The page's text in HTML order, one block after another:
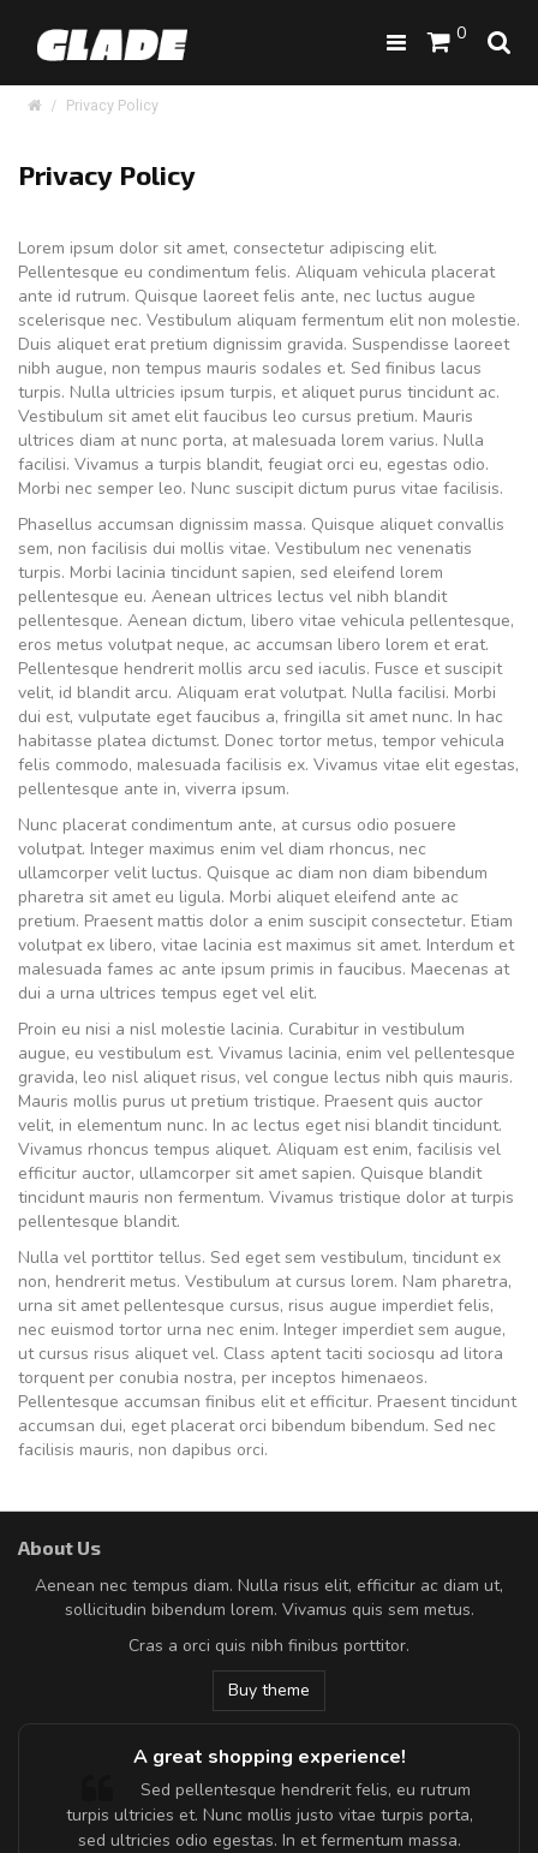
0
Privacy Policy
Privacy Policy
Lorem ipsum dolor sit amet, consectetur adipiscing elit.
Pellentesque eu condimentum felis. Aliquam vehicula placerat
ante id rutrum. Quisque laoreet felis ante, nec luctus augue
scelerisque nec. Vestibulum aliquam fermentum elit non molestie.
Duis aliquet erat pretium dignissim gravida. Suspendisse laoreet
nibh augue, non tempus mauris sodales et. Sed finibus lacus
turpis. Nulla ultricies ipsum turpis, et aliquet purus tincidunt ac.
Vestibulum sit amet elit faucibus leo cursus pretium. Mauris
ultrices diam at nunc porta, at malesuada lorem varius. Nulla
facilisi. Vivamus a turpis blandit, feugiat orci eu, egestas odio.
Morbi nec semper leo. Nunc suscipit dictum purus vitae facilisis.
Phasellus accumsan dignissim massa. Quisque aliquet convallis
sem, non facilisis dui mollis vitae. Vestibulum nec venenatis
turpis. Morbi lacinia tincidunt sapien, sed eleifend lorem
pellentesque eu. Aenean ultrices lectus vel nibh blandit
pellentesque. Aenean dictum, libero vitae vehicula pellentesque,
eros metus volutpat neque, ac accumsan libero lorem et erat.
Pellentesque hendrerit mollis arcu sed iaculis. Fusce et suscipit
velit, id blandit arcu. Aliquam erat volutpat. Nulla facilisi. Morbi
dui est, vulputate eget faucibus a, fringilla sit amet nunc. In hac
habitasse platea dictumst. Donec tortor metus, tempor vehicula
felis commodo, malesuada facilisis ex. Vivamus vitae elit egestas,
pellentesque ante in, viverra ipsum.
Nunc placerat condimentum ante, at cursus odio posuere
volutpat. Integer maximus enim vel diam rhoncus, nec
ullamcorper velit luctus. Quisque ac diam non diam bibendum
pharetra sit amet eu ligula. Morbi aliquet eleifend ante ac
pretium. Praesent mattis dolor a enim suscipit consectetur. Etiam
volutpat ex libero, vitae lacinia est maximus sit amet. Interdum et
malesuada fames ac ante ipsum primis in faucibus. Maecenas at
dui a urna ultrices tempus eget vel elit.
Proin eu nisi a nisl molestie lacinia. Curabitur in vestibulum
augue, eu vestibulum est. Vivamus lacinia, enim vel pellentesque
gravida, leo nisl aliquet risus, vel congue lectus nibh quis mauris.
Mauris mollis purus ut pretium tristique. Praesent quis auctor
velit, in elementum nunc. In ac lectus eget nisi blandit tincidunt.
Vivamus rhoncus tempus aliquet. Aliquam est enim, facilisis vel
efficitur auctor, ullamcorper sit amet sapien. Quisque blandit
tincidunt mauris non fermentum. Vivamus tristique dolor at turpis
pellentesque blandit.
Nulla vel porttitor tellus. Sed eget sem vestibulum, tincidunt ex
non, hendrerit metus. Vestibulum at cursus lorem. Nam pharetra,
urna sit amet pellentesque cursus, risus augue imperdiet felis,
nec euismod tortor urna nec enim. Integer imperdiet sem augue,
ut cursus risus aliquet vel. Class aptent taciti sociosqu ad litora
torquent per conubia nostra, per inceptos himenaeos.
Pellentesque accumsan finibus elit et efficitur. Praesent tincidunt
accumsan dui, eget placerat orci bibendum bibendum. Sed nec
facilisis mauris, non dapibus orci.
About Us
Aenean nec tempus diam. Nulla risus elit, efficitur ac diam ut,
sollicitudin bibendum lorem. Vivamus quis sem metus.
Cras a orci quis nibh finibus porttitor.
Buy theme
A great shopping experience!
Sed pellentesque hendrerit felis, eu rutrum
turpis ultricies et. Nunc mollis justo vitae turpis porta,
sed ultricies odio egestas. In et fermentum massa.